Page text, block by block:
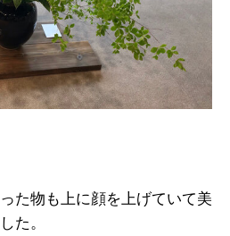
た物も上に顔を上げていて美
た。